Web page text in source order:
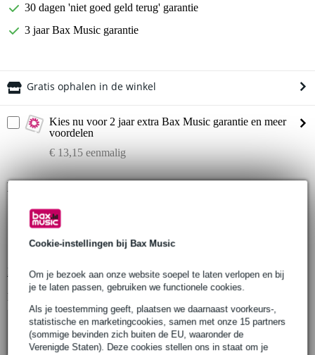
Cookie-instellingen bij Bax Music
Om je bezoek aan onze website soepel te laten verlopen en bij
je te laten passen, gebruiken we functionele cookies.
Als je toestemming geeft, plaatsen we daarnaast voorkeurs-,
statistische en marketingcookies, samen met onze 15 partners
(sommige bevinden zich buiten de EU, waaronder de
Verenigde Staten). Deze cookies stellen ons in staat om je
30 dagen 'niet goed geld terug' garantie
3 jaar Bax Music garantie
Gratis ophalen in de winkel
Kies nu voor 2 jaar extra Bax Music garantie en meer
voordelen
€ 13,15 eenmalig
Productinformatie
DT32/2 hoekdeel 45 graden verticaal
lengte: 1000 mm
breedte: 1000 mm
Bekijk alle productspecificaties
Bekijk ook eens (4)